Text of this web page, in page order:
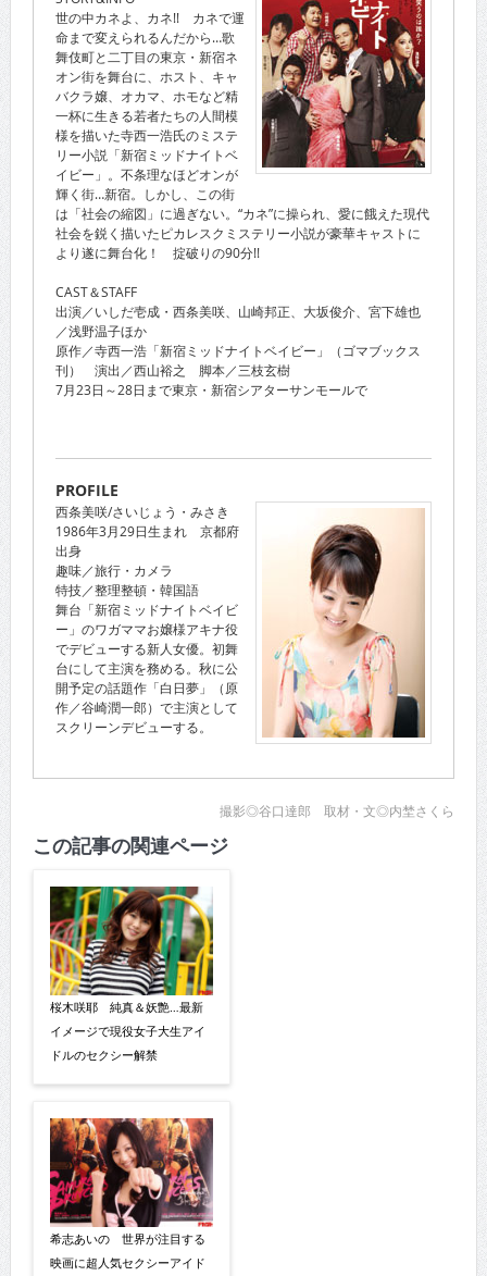
世の中カネよ、カネ!! カネで運
命まで変えられるんだから…歌
舞伎町と二丁目の東京・新宿ネ
オン街を舞台に、ホスト、キャ
バクラ嬢、オカマ、ホモなど精
一杯に生きる若者たちの人間模
様を描いた寺西一浩氏のミステ
リー小説「新宿ミッドナイトベ
イビー」。不条理なほどオンが
輝く街…新宿。しかし、この街
は「社会の縮図」に過ぎない。“カネ”に操られ、愛に餓えた現代
社会を鋭く描いたピカレスクミステリー小説が豪華キャストに
より遂に舞台化！ 掟破りの90分!!
CAST＆STAFF
出演／いしだ壱成・西条美咲、山崎邦正、大坂俊介、宮下雄也
／浅野温子ほか
原作／寺西一浩「新宿ミッドナイトベイビー」（ゴマブックス
刊） 演出／西山裕之 脚本／三枝玄樹
7月23日～28日まで東京・新宿シアターサンモールで
PROFILE
西条美咲/さいじょう・みさき
1986年3月29日生まれ 京都府
出身
趣味／旅行・カメラ
特技／整理整頓・韓国語
舞台「新宿ミッドナイトベイビ
ー」のワガママお嬢様アキナ役
でデビューする新人女優。初舞
台にして主演を務める。秋に公
開予定の話題作「白日夢」（原
作／谷崎潤一郎）で主演として
スクリーンデビューする。
撮影◎谷口達郎 取材・文◎内埜さくら
この記事の関連ページ
桜木咲耶 純真＆妖艶…最新
イメージで現役女子大生アイ
ドルのセクシー解禁
希志あいの 世界が注目する
映画に超人気セクシーアイド